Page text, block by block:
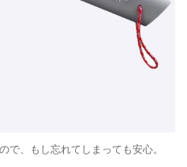
で、もし忘れてしまっても安心。